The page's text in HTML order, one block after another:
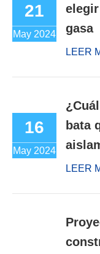
21
May 2024
gasa
LEER
16
May 2024
bata
LEER